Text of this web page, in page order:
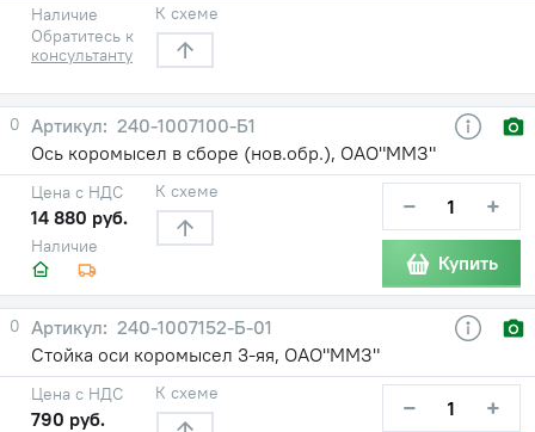
Наличие
Обратитесь к
консультанту
К схеме
0
240-1007100-Б1
Ось коромысел в сборе (нов.обр.), ОАО"ММЗ"
Наличие
Цена с НДС
14 880 руб.
К схеме − +
Купить
0
240-1007152-Б-01
Стойка оси коромысел 3-яя, ОАО"ММЗ"
Цена с НДС
790 руб.
К схеме − +